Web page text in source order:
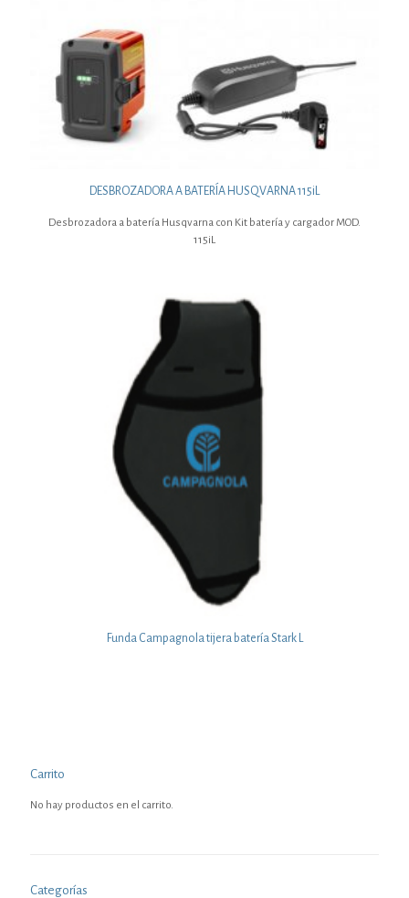
DESBROZADORA A BATERÍA HUSQVARNA 115iL
Desbrozadora a batería Husqvarna con Kit batería y cargador MOD.
115iL
Funda Campagnola tijera batería Stark L
Carrito
No hay productos en el carrito.
Categorías